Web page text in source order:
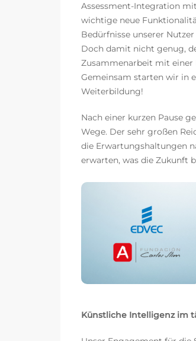
Assessment-Integration
wichtige neue
Bedürfnisse unserer
Doch damit nicht genug,
Zusammenarbeit mit einer
Gemeinsam starten wir in
Weiterbildung!
Nach einer kurzen Pause
Wege. Der sehr großen
die Erwartungshaltungen
erwarten, was die Zukunft
Künstliche Intelligenz im